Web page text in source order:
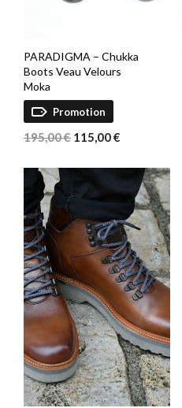
PARADIGMA – Chukka
Boots Veau Velours
Moka
Promotion
195,00€ Le
initial
était :
195,00 €.
115,00€
actuel
est :
115,00 €.